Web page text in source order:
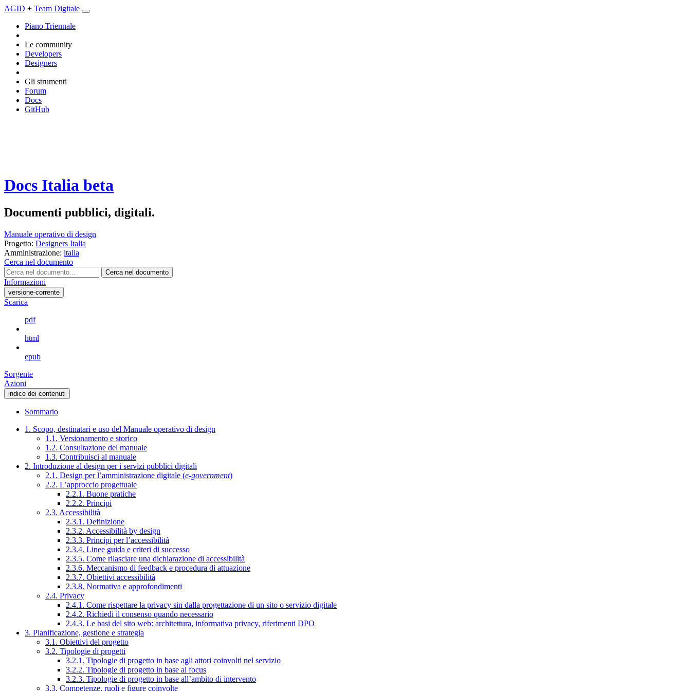
AGID + Team Digitale
Piano Triennale
Le community
Developers
Designers
Gli strumenti
Forum
Docs
GitHub
Docs Italia beta
Documenti pubblici, digitali.
Manuale operativo di design
Progetto: Designers Italia
Amministrazione: italia
Cerca nel documento
Cerca nel documento
Informazioni
versione-corrente
Scarica
pdf
html
epub
Sorgente
Azioni
indice dei contenuti
Sommario
1. Scopo, destinatari e uso del Manuale operativo di design
1.1. Versionamento e storico
1.2. Consultazione del manuale
1.3. Contribuisci al manuale
2. Introduzione al design per i servizi pubblici digitali
2.1. Design per l’amministrazione digitale (e-government)
2.2. L’approccio progettuale
2.2.1. Buone pratiche
2.2.2. Principi
2.3. Accessibilità
2.3.1. Definizione
2.3.2. Accessibilità by design
2.3.3. Principi per l’accessibilità
2.3.4. Linee guida e criteri di successo
2.3.5. Come rilasciare una dichiarazione di accessibilità
2.3.6. Meccanismo di feedback e procedura di attuazione
2.3.7. Obiettivi accessibilità
2.3.8. Normativa e approfondimenti
2.4. Privacy
2.4.1. Come rispettare la privacy sin dalla progettazione di un sito o servizio digitale
2.4.2. Richiedi il consenso quando necessario
2.4.3. Le basi del sito web: architettura, informativa privacy, riferimenti DPO
3. Pianificazione, gestione e strategia
3.1. Obiettivi del progetto
3.2. Tipologie di progetti
3.2.1. Tipologie di progetto in base agli attori coinvolti nel servizio
3.2.2. Tipologie di progetto in base al focus
3.2.3. Tipologie di progetto in base all’ambito di intervento
3.3. Competenze, ruoli e figure coinvolte